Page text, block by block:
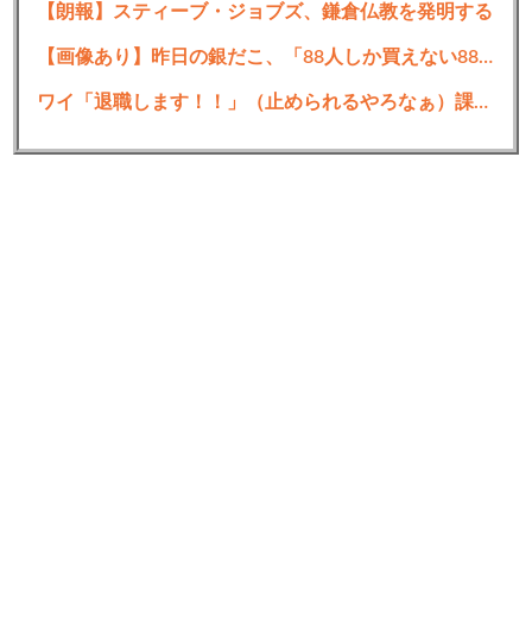
【朗報】スティーブ・ジョブズ、鎌倉仏教を発明する
【画像あり】昨日の銀だこ、「88人しか買えない88円」に大行列をなす都民コチラｗｗｗｗｗ
ワイ「退職します！！」（止められるやろなぁ）課長「ええで」部長「ええで」